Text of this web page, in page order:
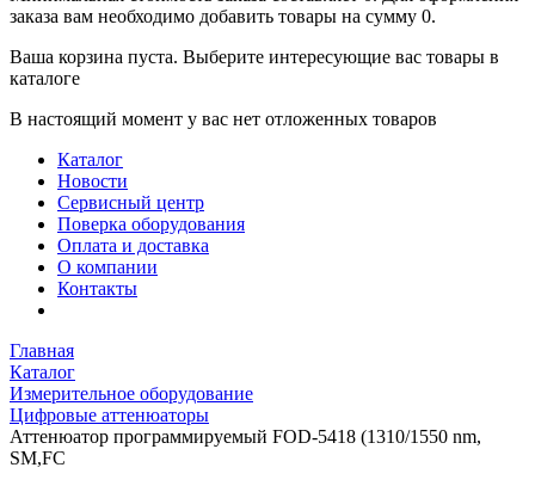
заказа вам необходимо добавить товары на сумму 0.
Ваша корзина пуста. Выберите интересующие вас товары в
каталоге
В настоящий момент у вас нет отложенных товаров
Каталог
Новости
Сервисный центр
Поверка оборудования
Оплата и доставка
О компании
Контакты
Главная
Каталог
Измерительное оборудование
Цифровые аттенюаторы
Аттенюатор программируемый FOD-5418 (1310/1550 nm,
SM,FC